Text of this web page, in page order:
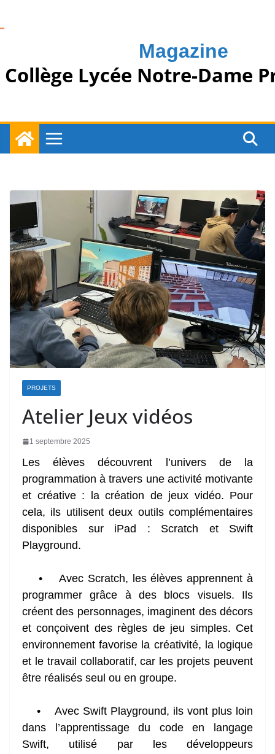
Magazine
Collège Lycée Notre-Dame
PROJETS
Atelier Jeux vidéos
1 septembre 2025
Les élèves découvrent l’univers de la
programmation à travers une activité motivante
et créative : la création de jeux vidéo. Pour
cela, ils utilisent deux outils complémentaires
disponibles sur iPad : Scratch et Swift
Playground.
• Avec Scratch, les élèves apprennent à
programmer grâce à des blocs visuels. Ils
créent des personnages, imaginent des décors
et conçoivent des règles de jeu simples. Cet
environnement favorise la créativité, la logique
et le travail collaboratif, car les projets peuvent
être réalisés seul ou en groupe.
• Avec Swift Playground, ils vont plus loin
dans l’apprentissage du code en langage
Swift, utilisé par les développeurs